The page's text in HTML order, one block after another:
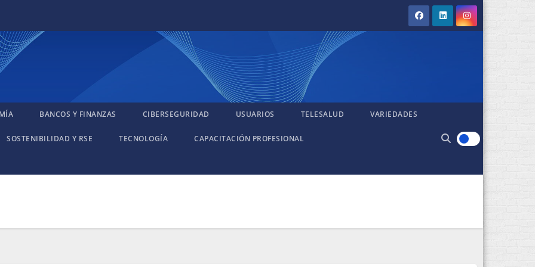
BANCOS Y FINANZAS CIBERSEGURIDAD USUARIOS TELESALUD VARIEDADES
SOSTENIBILIDAD Y RSE TECNOLOGÍA CAPACITACIÓN PROFESIONAL